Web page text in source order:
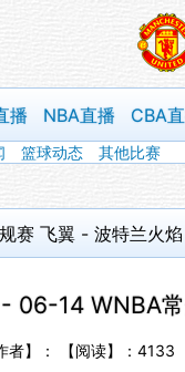
播 NBA直播 CBA
篮球动态
其他比赛
赛 飞翼 - 波特兰火
06-14 WNBA
】： 【阅读】： 4133